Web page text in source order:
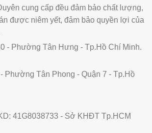
cung cấp đều đảm bảo chất lượng,
được niêm yết, đảm bảo quyền lợi của
- Phường Tân Hưng - Tp.Hồ Chí Minh.
Phường Tân Phong - Quận 7 - Tp.Hồ
41G8038733 - Sở KHĐT Tp.HCM